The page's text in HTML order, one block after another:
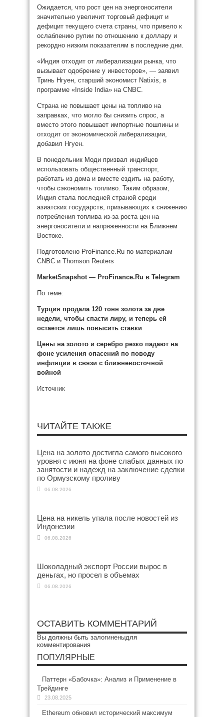
Ожидается, что рост цен на энергоносители
значительно увеличит торговый дефицит и
дефицит текущего счета страны, что привело к
ослаблению рупии по отношению к доллару и
рекордно низким показателям в последние дни.
«Индия отходит от либерализации рынка, что
вызывает одобрение у инвесторов», — заявил
Тринь Нгуен, старший экономист Natixis, в
программе «Inside India» на CNBC.
Страна не повышает цены на топливо на
заправках, что могло бы снизить спрос, а
вместо этого повышает импортные пошлины и
отходит от экономической либерализации,
добавил Нгуен.
В понедельник Моди призвал индийцев
использовать общественный транспорт,
работать из дома и вместе ездить на работу,
чтобы сэкономить топливо. Таким образом,
Индия стала последней страной среди
азиатских государств, призывающих к снижению
потребления топлива из-за роста цен на
энергоносители и напряженности на Ближнем
Востоке.
Подготовлено ProFinance.Ru по материалам
CNBC и Thomson Reuters
MarketSnapshot — ProFinance.Ru в Telegram
По теме:
Турция продала 120 тонн золота за две
недели, чтобы спасти лиру, и теперь ей
остается лишь повысить ставки
Цены на золото и серебро резко падают на
фоне усиления опасений по поводу
инфляции в связи с ближневосточной
войной
Источник
ЧИТАЙТЕ ТАКЖЕ
Цена на золото достигла самого высокого
уровня с июня на фоне слабых данных по
занятости и надежд на заключение сделки
по Ормузскому проливу
06.08.2026
Цена на никель упала после новостей из
Индонезии
06.08.2026
Шоколадный экспорт России вырос в
деньгах, но просел в объемах
06.08.2026
ОСТАВИТЬ КОММЕНТАРИЙ
Вы должны быть залогиненыдля
комментирования
ПОПУЛЯРНЫЕ
Паттерн «Бабочка»: Анализ и Применение в
Трейдинге
23.08.2025
Ethereum обновил исторический максимум